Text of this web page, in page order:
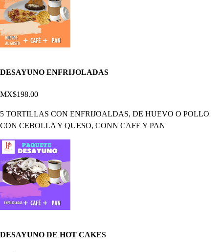
DESAYUNO ENFRIJOLADAS
MX$198.00
5 TORTILLAS CON ENFRIJOALDAS, DE HUEVO O POLLO
CON CEBOLLA Y QUESO, CONN CAFE Y PAN
DESAYUNO DE HOT CAKES